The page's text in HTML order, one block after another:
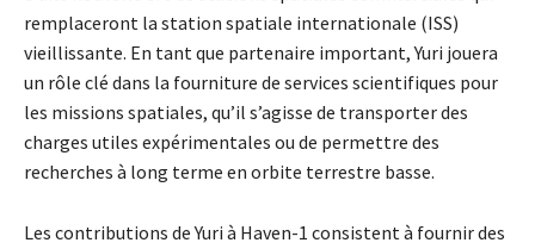
remplaceront la station spatiale internationale (ISS)
vieillissante. En tant que partenaire important, Yuri jouera
un rôle clé dans la fourniture de services scientifiques pour
les missions spatiales, qu’il s’agisse de transporter des
charges utiles expérimentales ou de permettre des
recherches à long terme en orbite terrestre basse.
Les contributions de Yuri à Haven-1 consistent à fournir des